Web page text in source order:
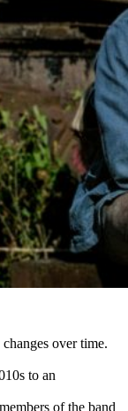
over time.
to an
of the band